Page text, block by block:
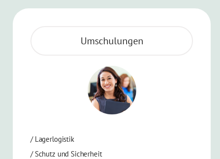
Umschulungen
/ Lagerlogistik
/Schutz und Sicherheit